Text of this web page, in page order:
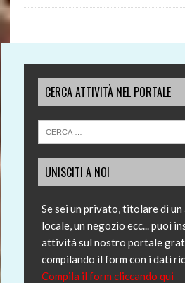
CERCA ATTIVITÀ NEL PORTALE
UNISCITI A NOI
Se sei un privato, titolare di un
locale, un negozio ecc... puoi
attività sul nostro portale
compilando il form con i dati
Compila il form cliccando qui